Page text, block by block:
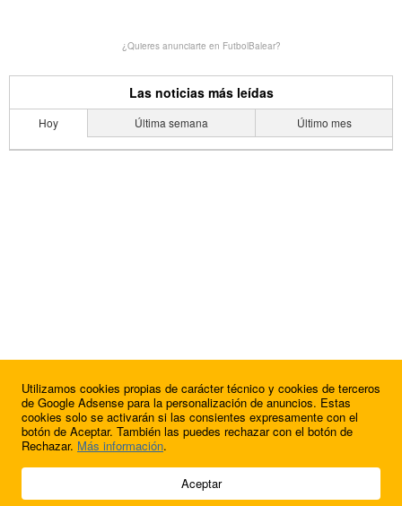
¿Quieres anunciarte en FutbolBalear?
Las noticias más leídas
Hoy Última semana Último mes
© 2009 - 2026 Soluciones Corporativas IP, SL.
Utilizamos cookies propias de carácter técnico y cookies de terceros
de Google Adsense para la personalización de anuncios. Estas
cookies solo se activarán si las consientes expresamente con el
botón de Aceptar. También las puedes rechazar con el botón de
Rechazar. Más información.
Aceptar